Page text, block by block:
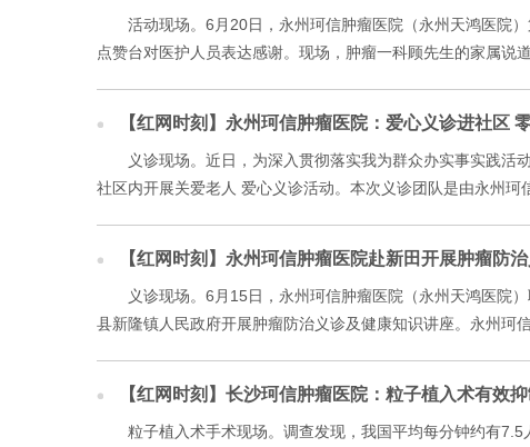
活动现场。6月20日，永州珂信肿瘤医院（永州天鸿医院
点赞台对医护人员表达感谢。现场，肿瘤一科顾先生的家属说
【红网时刻】永州珂信肿瘤医院：爱心义诊进社区
义诊现场。近日，为深入贯彻落实我为群众办实事实践
社区内开展关爱老人 爱心义诊活动。本次义诊团队是由永州珂
【红网时刻】永州珂信肿瘤医院赴新田开展肿瘤防
义诊现场。6月15日，永州珂信肿瘤医院（永州天鸿医院
县新隆镇人民政府开展肿瘤防治义诊及健康知识讲座。永州珂
【红网时刻】长沙珂信肿瘤医院：粒子植入术有效
粒子植入术手术现场。调查发现，我国平均每分钟约有